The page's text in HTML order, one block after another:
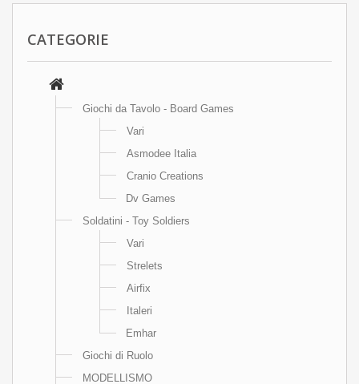
CATEGORIE
Giochi da Tavolo - Board Games
Vari
Asmodee Italia
Cranio Creations
Dv Games
Soldatini - Toy Soldiers
Vari
Strelets
Airfix
Italeri
Emhar
Giochi di Ruolo
MODELLISMO